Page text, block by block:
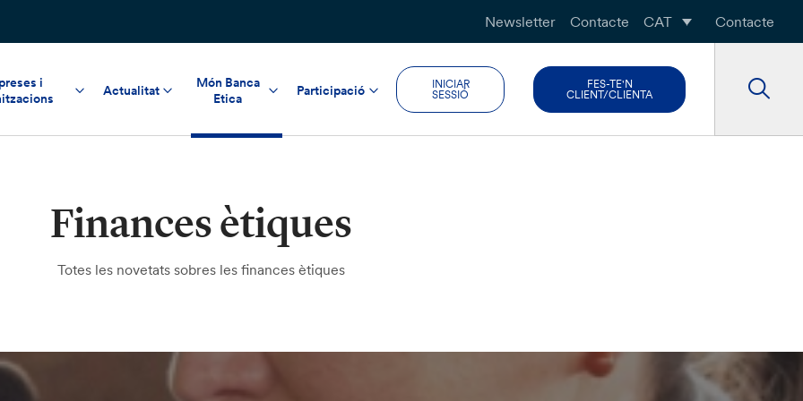
Newsletter Contacte CAT Contacte
i
Actualitat
Món Banca
Etica
Participació
INICIAR
SESSIÓ
FES-TE'N
CLIENT/CLIENTA
Finances ètiques
Totes les novetats sobres les finances ètiques